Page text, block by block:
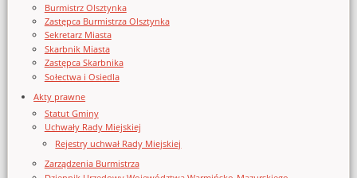
Burmistrz Olsztynka
Zastępca Burmistrza Olsztynka
Sekretarz Miasta
Skarbnik Miasta
Zastępca Skarbnika
Sołectwa i Osiedla
Akty prawne
Statut Gminy
Uchwały Rady Miejskiej
Rejestry uchwał Rady Miejskiej
Zarządzenia Burmistrza